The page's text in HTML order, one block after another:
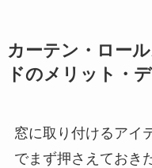
カーテン・ロー
ドのメリット・
窓に取り付けるアイ
でまず押さえておき